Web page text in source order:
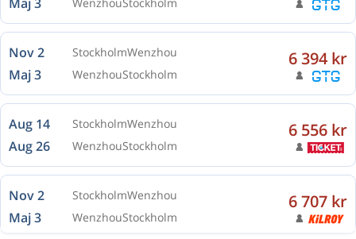
Nov 2 StockholmWenzhou
Maj 3 WenzhouStockholm
6 394 kr
Aug 14 StockholmWenzhou
Aug 26 WenzhouStockholm
6 556 kr
Nov 2 StockholmWenzhou
Maj 3 WenzhouStockholm
6 707 kr